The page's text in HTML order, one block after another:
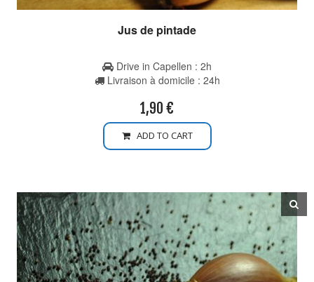
Jus de pintade
Drive in Capellen : 2h
Livraison à domicile : 24h
1,90 €
ADD TO CART